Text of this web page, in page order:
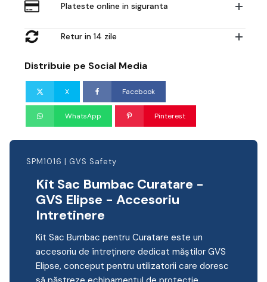
Plateste online in siguranta
Retur in 14 zile
Distribuie pe Social Media
X Facebook
WhatsApp Pinterest
SPM1016 | GVS Safety
Kit Sac Bumbac Curatare -
GVS Elipse - Accesoriu
Intretinere
Kit Sac Bumbac pentru Curatare este un
accesoriu de întreținere dedicat măștilor GVS
Elipse, conceput pentru utilizatorii care doresc